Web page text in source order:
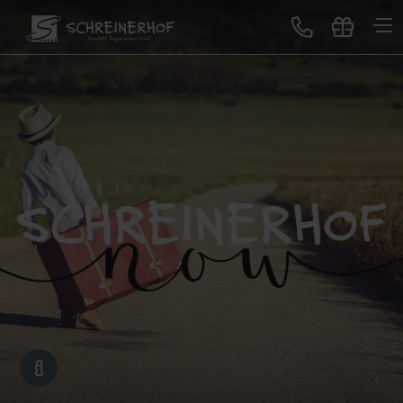
Treten Sie ein
Gastgeber & Geschichte
Lageplan & Virtuelle Tour
Neues im Schreinerhof
Genuss
All-Inclusive Premium Buffet-Restaurant Erlebnisbar
Sonntagslunch
Service für Sie
Schreinerhof Family